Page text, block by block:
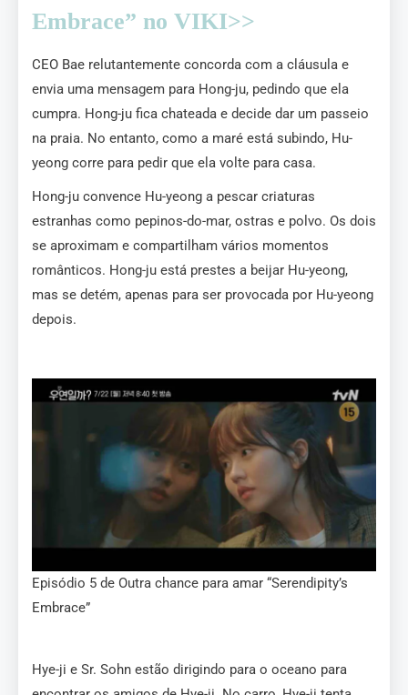
Embrace” no VIKI>>
CEO Bae relutantemente concorda com a cláusula e
envia uma mensagem para Hong-ju, pedindo que ela
cumpra. Hong-ju fica chateada e decide dar um passeio
na praia. No entanto, como a maré está subindo, Hu-
yeong corre para pedir que ela volte para casa.
Hong-ju convence Hu-yeong a pescar criaturas
estranhas como pepinos-do-mar, ostras e polvo. Os dois
se aproximam e compartilham vários momentos
românticos. Hong-ju está prestes a beijar Hu-yeong,
mas se detém, apenas para ser provocada por Hu-yeong
depois.
Episódio 5 de Outra chance para amar “Serendipity’s
Embrace”
Hye-ji e Sr. Sohn estão dirigindo para o oceano para